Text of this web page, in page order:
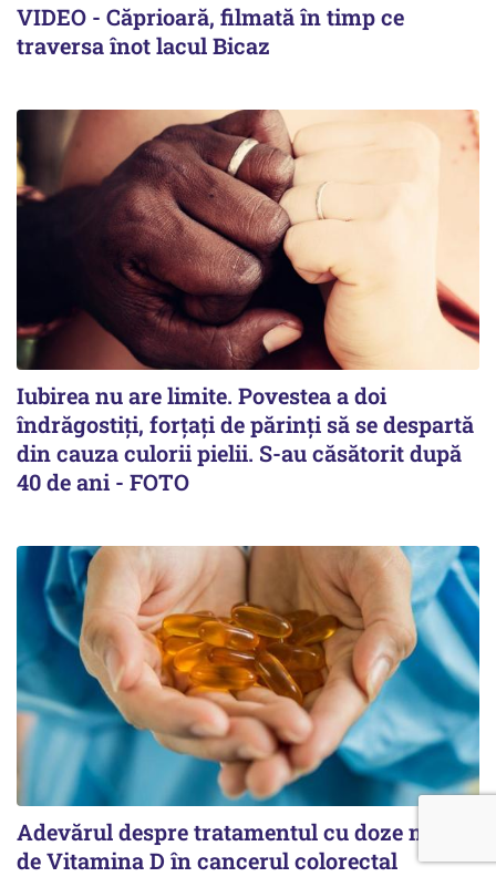
VIDEO - Căprioară, filmată în timp ce
traversa înot lacul Bicaz
Iubirea nu are limite. Povestea a doi
îndrăgostiţi, forţaţi de părinţi să se despartă
din cauza culorii pielii. S-au căsătorit după
40 de ani - FOTO
Adevărul despre tratamentul cu doze mari
de Vitamina D în cancerul colorectal